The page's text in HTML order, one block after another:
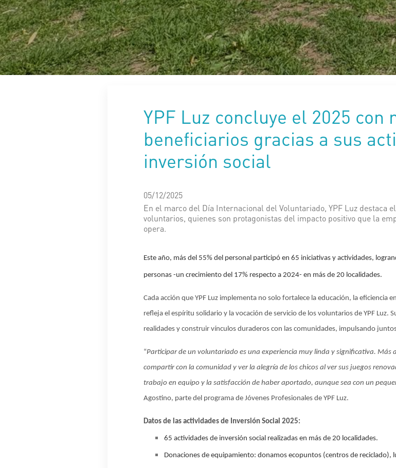
YPF Luz concluye el 2025 con
beneficiarios gracias a sus
inversión social
05/12/2025
En el marco del Día Internacional del Voluntariado, YPF Luz destaca
voluntarios, quienes son protagonistas del impacto positivo que la
opera.
Este año, más del 55% del personal participó en 65 iniciativas y actividades,
personas -un crecimiento del 17% respecto a 2024- en más de 20 localidades.
Cada acción que YPF Luz implementa no solo fortalece la educación, la eficiencia
refleja el espíritu solidario y la vocación de servicio de los voluntarios de YPF
realidades y construir vínculos duraderos con las comunidades, impulsando
“Participar de un voluntariado es una experiencia muy linda y significativa. Más
compartir con la comunidad y ver la alegría de los chicos al ver sus juegos
trabajo en equipo y la satisfacción de haber aportado, aunque sea con un
Agostino, parte del programa de Jóvenes Profesionales de YPF Luz.
Datos de las actividades de Inversión Social 2025:
65 actividades de inversión social realizadas en más de 20 localidades.
Donaciones de equipamiento: donamos ecopuntos (centros de reciclado),